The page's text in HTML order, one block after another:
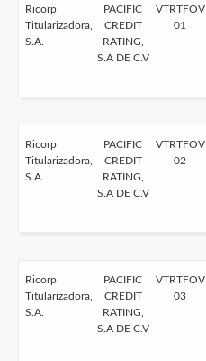
Ricorp
Titularizadora,
S.A.
PACIFIC
CREDIT
RATING,
S.A DE C.V
VTRTFOV
01
Ricorp
Titularizadora,
S.A.
PACIFIC
CREDIT
RATING,
S.A DE C.V
VTRTFOV
02
Ricorp
Titularizadora,
S.A.
PACIFIC
CREDIT
RATING,
S.A DE C.V
VTRTFOV
03